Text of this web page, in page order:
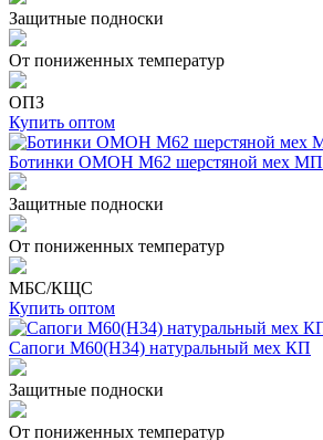
Защитные подноски
От пониженных температур
ОПЗ
Купить оптом
Ботинки ОМОН М62 шерстяной мех МП
Защитные подноски
От пониженных температур
МБС/КЩС
Купить оптом
Сапоги М60(Н34) натуральный мех КП
Защитные подноски
От пониженных температур